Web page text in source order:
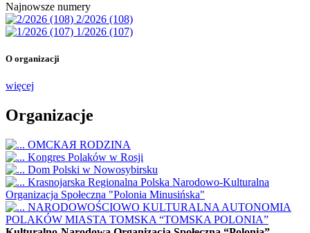
Najnowsze numery
2/2026 (108)
1/2026 (107)
O organizacji
więcej
Organizacje
ОМСКАЯ RODZINA
Kongres Polaków w Rosji
Dom Polski w Nowosybirsku
Krasnojarska Regionalna Polska Narodowo-Kulturalna
Organizacja Społeczna "Polonia Minusińska"
NARODOWOŚCIOWO KULTURALNA AUTONOMIA
POLAKÓW MIASTA TOMSKA “TOMSKA POLONIA”